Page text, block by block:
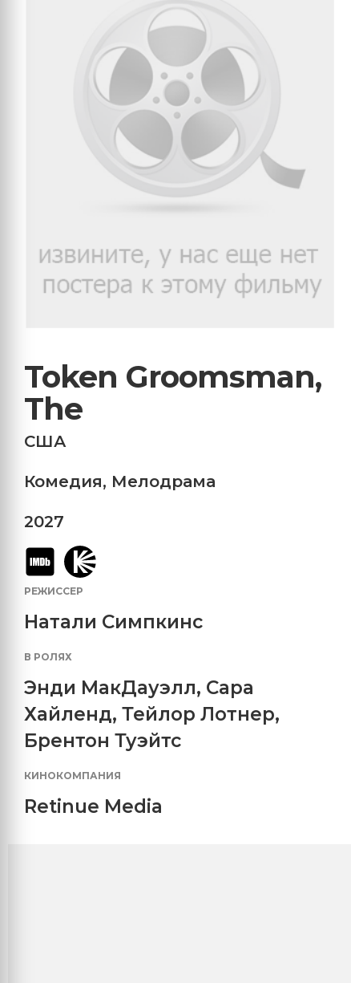
Token Groomsman,
The
США
Комедия, Мелодрама
2027
РЕЖИССЕР
Натали Симпкинс
В РОЛЯХ
Энди МакДауэлл, Сара
Хайленд, Тейлор Лотнер,
Брентон Туэйтс
КИНОКОМПАНИЯ
Retinue Media